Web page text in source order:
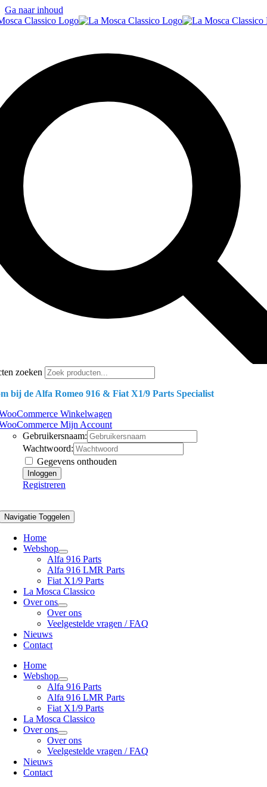
Ga naar inhoud
zoeken
bij de Alfa Romeo 916 & Fiat X1/9 Parts Specialist
Winkelwagen
Mijn Account
Gebruikersnaam:
Wachtwoord:
Gegevens onthouden
Registreren
Navigatie Toggelen
Home
Webshop
Alfa 916 Parts
Alfa 916 LMR Parts
Fiat X1/9 Parts
La Mosca Classico
Over ons
Over ons
Veelgestelde vragen / FAQ
Nieuws
Contact
Home
Webshop
Alfa 916 Parts
Alfa 916 LMR Parts
Fiat X1/9 Parts
La Mosca Classico
Over ons
Over ons
Veelgestelde vragen / FAQ
Nieuws
Contact